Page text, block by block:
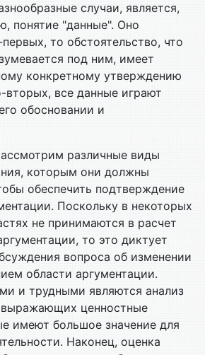
случаи, является,
понятие "данные". Оно
то обстоятельство, что
под ним, имеет
конкретному утверждению
вторых, все данные играют
обосновании и
различные виды
которым они должны
обеспечить подтверждение
Поскольку в некоторых
не принимаются в расчет
то это диктует
вопроса об изменении
области аргументации.
и трудными являются анализ
выражающих ценностные
имеют большое значение для
Наконец, оценка